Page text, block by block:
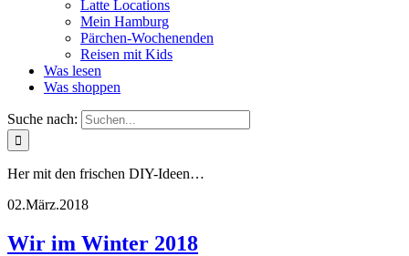
Latte Locations
Mein Hamburg
Pärchen-Wochenenden
Reisen mit Kids
Was lesen
Was shoppen
Suche nach:
Her mit den frischen DIY-Ideen…
02.März.2018
Wir im Winter 2018